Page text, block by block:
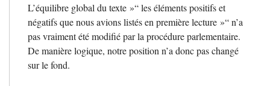
L’équilibre global du texte »“ les éléments positifs et
négatifs que nous avions listés en première lecture »“ n’a
pas vraiment été modifié par la procédure parlementaire.
De manière logique, notre position n’a donc pas changé
sur le fond.